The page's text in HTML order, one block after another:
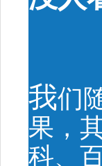
我们
果，
科、